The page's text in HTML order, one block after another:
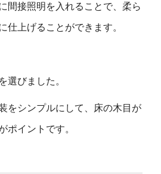
間接照明を入れることで、柔ら
仕上げることができます。
選びました。
をシンプルにして、床の木目が
ポイントです。